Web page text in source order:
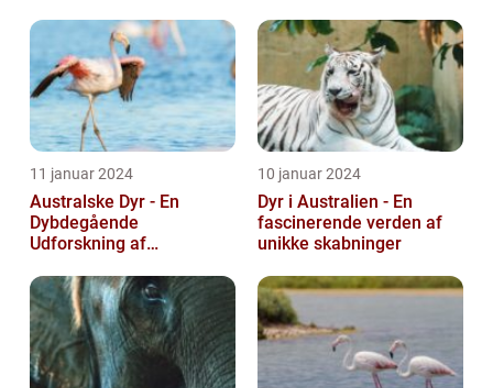
11 januar 2024
Australske Dyr - En
Dybdegående
Udforskning af
10 januar 2024
Dyr i Australien - En
fascinerende verden af
unikke skabninger